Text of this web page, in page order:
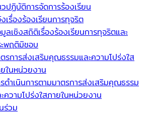
ปฏิบัติการจัดการร้องเรียน
เรื่องร้องเรียนการทุจริต
ลเชิงสถิติเรื่องร้องเรียนการทุจริตและ
พฤติมิชอบ
รการส่งเสริมคุณธรรมและความโปร่งใส
ในหน่วยงาน
ดำเนินการตามมาตรการส่งเสริมคุณธรรม
ความโปร่งใสภายในหน่วยงาน
ร่วม